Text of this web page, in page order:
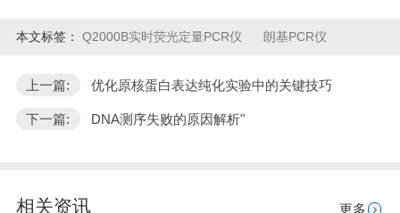
本文标签： Q2000B实时荧光定量PCR仪 朗基PCR仪
上一篇: 优化原核蛋白表达纯化实验中的关键技巧
下一篇: DNA测序失败的原因解析"
相关资讯 更多